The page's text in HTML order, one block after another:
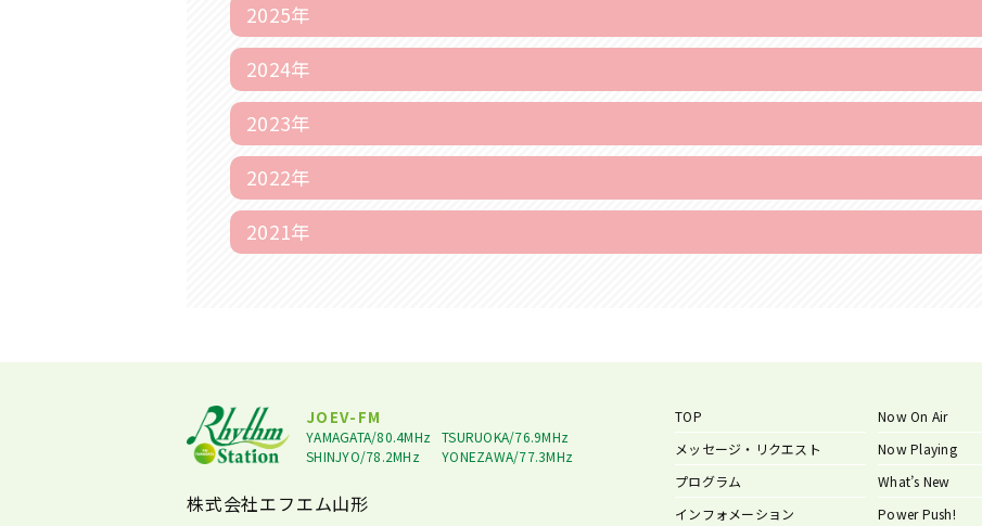
2025年
2024年
2023年
2022年
2021年
JOEV-FM
YAMAGATA/80.4MHz
TSURUOKA/76.9MHz
SHINJYO/78.2MHz
YONEZAWA/77.3MHz
株式会社エフエム山形
TOP
メッセージ・リクエスト
プログラム
インフォメーション
Now On Air
Now Playing
What’s New
Power Push!